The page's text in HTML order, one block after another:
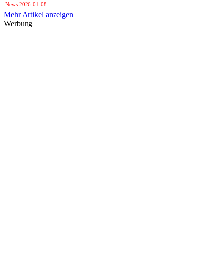
News 2026-01-08
Mehr Artikel anzeigen
Werbung